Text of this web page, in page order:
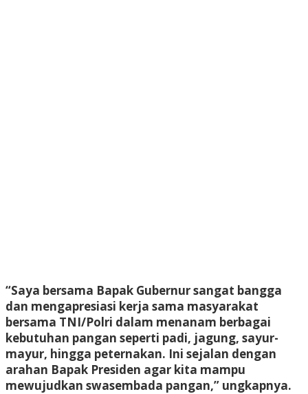
“Saya bersama Bapak Gubernur sangat bangga
dan mengapresiasi kerja sama masyarakat
bersama TNI/Polri dalam menanam berbagai
kebutuhan pangan seperti padi, jagung, sayur-
mayur, hingga peternakan. Ini sejalan dengan
arahan Bapak Presiden agar kita mampu
mewujudkan swasembada pangan,” ungkapnya.